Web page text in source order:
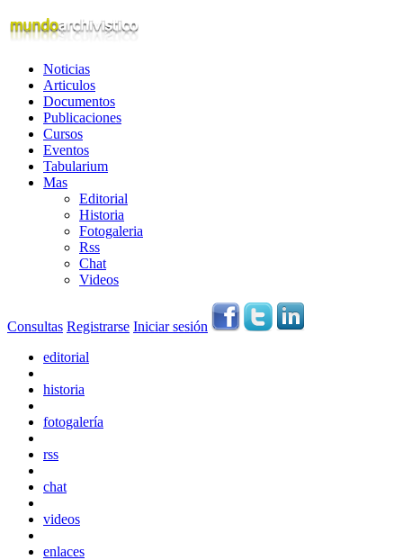
Noticias
Articulos
Documentos
Publicaciones
Cursos
Eventos
Tabularium
Mas
Editorial
Historia
Fotogaleria
Rss
Chat
Videos
Consultas Registrarse Iniciar sesión
editorial
historia
fotogalería
rss
chat
videos
enlaces